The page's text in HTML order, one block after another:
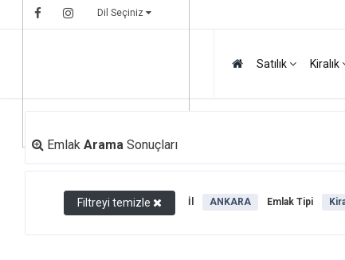
Dil Seçiniz
Satılık Kiralık
Emlak Arama Sonuçları
Filtreyi temizle İl ANKARA Emlak Tipi